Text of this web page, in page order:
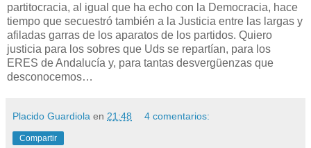
partitocracia, al igual que ha echo con la Democracia, hace
tiempo que secuestró también a la Justicia entre las largas y
afiladas garras de los aparatos de los partidos. Quiero
justicia para los sobres que Uds se repartían, para los
ERES de Andalucía y, para tantas desvergüenzas que
desconocemos…
Placido Guardiola en 21:48 4 comentarios:
Compartir